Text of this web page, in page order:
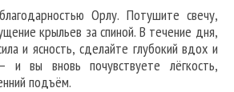
Орлу. Потушите свечу,
крыльев за спиной. В течение дня,
и ясность, сделайте глубокий вдох и
вы вновь почувствуете лёгкость,
подъём.